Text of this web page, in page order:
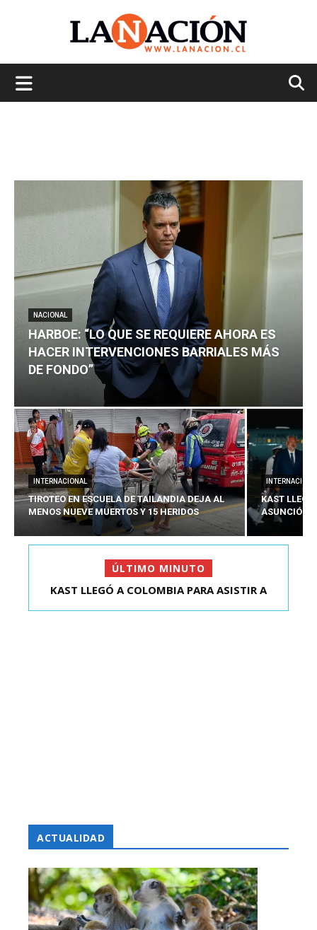
NACIONAL
HARBOE: “LO QUE SE REQUIERE AHORA ES
HACER INTERVENCIONES BARRIALES MÁS
DE FONDO”
INTERNACIONAL
TIROTEO EN ESCUELA DE TAILANDIA DEJA AL
MENOS NUEVE MUERTOS Y 15 HERIDOS
KAST
ASUNCIÓN
ÚLTIMO MINUTO
KAST LLEGÓ A COLOMBIA PARA ASISTIR A
ACTUALIDAD